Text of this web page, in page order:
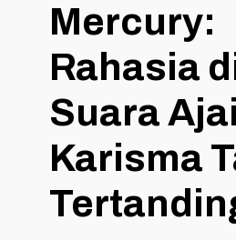
Mercury:
Rahasia
Suara
Karisma